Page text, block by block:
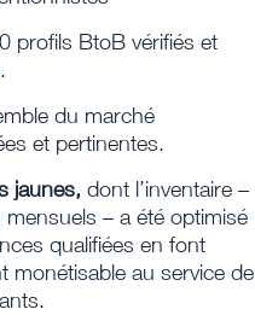
profils BtoB vérifiés et
du marché
et pertinentes.
jaunes, dont l’inventaire –
– a été optimisé
qualifiées en font
monétisable au service de